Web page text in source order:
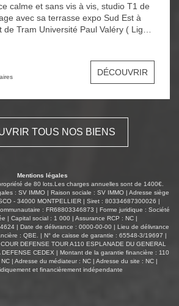
calme et sans vis à vis, studio T1 de
avec sa terrasse expo Sud Est à
Tram Université Paul Valéry ( Ligne
une cuisine américaine aménagée
avec WC. Une place de
et une cave au RDC complète ce
DÉCOUVRIR
TOUS NOS BIENS
Mentions légales
de 80 lots.Les charges annuelles sont de 1400€.
: SV IMMO | Raison sociale : SV IMMO | Adresse siège
- 34000 MONTPELLIER | Siret : 80334687300026 |
: FR68803346873 | Forme juridique : Société
| Capital social : 1 000 | Assurance RCP : NC |
| Date de délivrance : 0000-00-00 | Lieu de délivrance
: QBE. | N° de caisse de garantie : 65548-3/19697 |
DEFENSE TOUR A110 ESPLANADE DU GENERAL
CEDEX | Montant de la garantie financière : 110
| Adresse du médiateur : NC | Adresse du site : NC |
et financièrement indépendante